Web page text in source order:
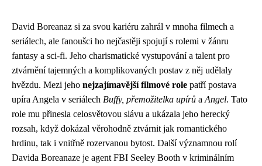
David Boreanaz si za svou kariéru zahrál v mnoha filmech a
seriálech, ale fanoušci ho nejčastěji spojují s rolemi v žánru
fantasy a sci-fi. Jeho charismatické vystupování a talent pro
ztvárnění tajemných a komplikovaných postav z něj udělaly
hvězdu. Mezi jeho nejzajímavější filmové role patří postava
upíra Angela v seriálech Buffy, přemožitelka upírů a Angel. Tato
role mu přinesla celosvětovou slávu a ukázala jeho herecký
rozsah, když dokázal věrohodně ztvárnit jak romantického
hrdinu, tak i vnitřně rozervanou bytost. Další významnou rolí
Davida Boreanaze je agent FBI Seeley Booth v kriminálním